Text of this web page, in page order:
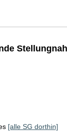
[alle SG dorthin]